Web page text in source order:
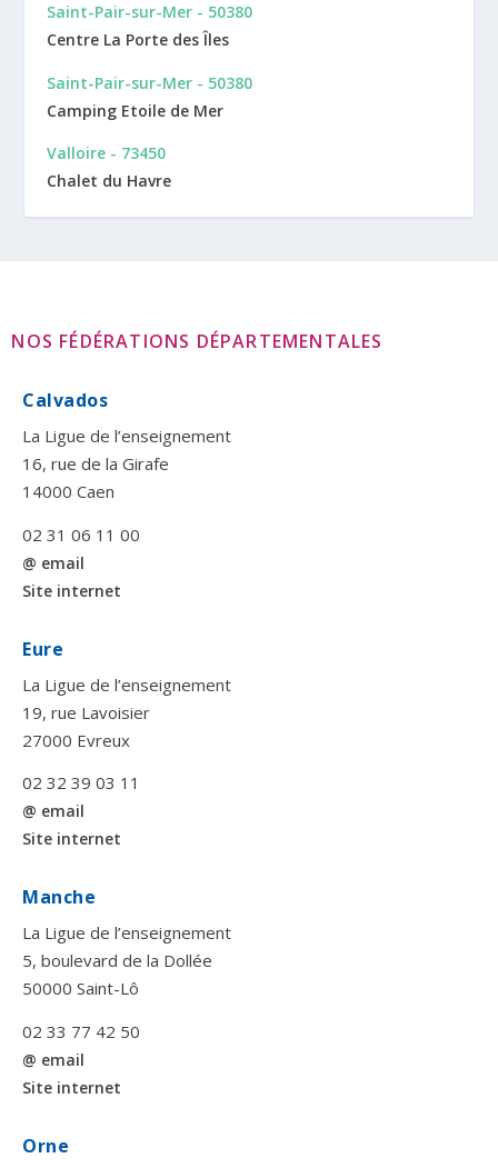
Saint-Pair-sur-Mer - 50380
Centre La Porte des Îles
Saint-Pair-sur-Mer - 50380
Camping Etoile de Mer
Valloire - 73450
Chalet du Havre
NOS FÉDÉRATIONS DÉPARTEMENTALES
Calvados
La Ligue de l’enseignement
16, rue de la Girafe
14000 Caen
02 31 06 11 00
@ email
Site internet
Eure
La Ligue de l’enseignement
19, rue Lavoisier
27000 Evreux
02 32 39 03 11
@ email
Site internet
Manche
La Ligue de l’enseignement
5, boulevard de la Dollée
50000 Saint-Lô
02 33 77 42 50
@ email
Site internet
Orne